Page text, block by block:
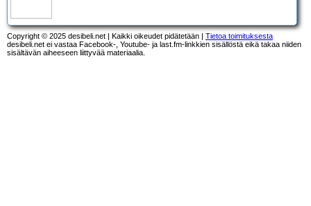
Copyright © 2025 desibeli.net | Kaikki oikeudet pidätetään | Tietoa toimituksesta
desibeli.net ei vastaa Facebook-, Youtube- ja last.fm-linkkien sisällöstä eikä takaa niiden
sisältävän aiheeseen liittyvää materiaalia.